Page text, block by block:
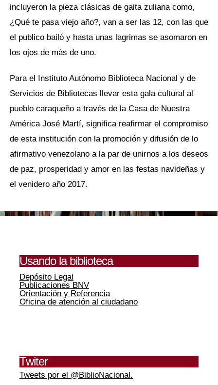
incluyeron la pieza clásicas de gaita zuliana como,
¿Qué te pasa viejo año?, van a ser las 12, con las que
el publico bailó y hasta unas lagrimas se asomaron en
los ojos de más de uno.
Para el Instituto Autónomo Biblioteca Nacional y de
Servicios de Bibliotecas llevar esta gala cultural al
pueblo caraqueño a través de la Casa de Nuestra
América José Martí, significa reafirmar el compromiso
de esta institución con la promoción y difusión de lo
afirmativo venezolano a la par de unirnos a los deseos
de paz, prosperidad y amor en las festas navideñas y
el venidero año 2017.
Usando la biblioteca
Depósito Legal
Publicaciones BNV
Orientación y Referencia
Oficina de atención al ciudadano
Twiter
Tweets por el @BiblioNacional.